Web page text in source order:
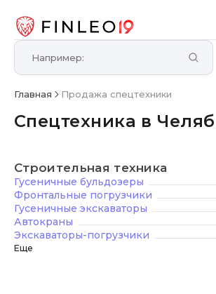
Главная Продажа спецтехники
Спецтехника в
Строительная техника
Гусеничные бульдозеры
Фронтальные погрузчики
Гусеничные экскаваторы
Автокраны
Экскаваторы-погрузчики
Еще